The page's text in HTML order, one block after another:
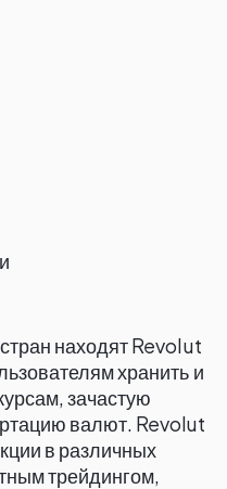
находят Revolut
хранить и
зачастую
валют. Revolut
в различных
трейдингом,